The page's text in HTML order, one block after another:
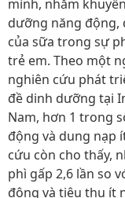
mình, nhằm
dưỡng năng động,
của sữa trong sự
trẻ em. Theo một
nghiên cứu phát
đề dinh dưỡng tại
Nam, hơn 1 trong
động và dung nạp
cứu còn cho thấy,
phì gấp 2,6 lần so
động và tiêu thụ ít